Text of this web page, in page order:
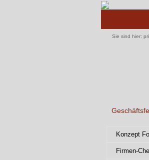
Sie sind hier:
Navigation
überspringen
Konzept
Firmen-